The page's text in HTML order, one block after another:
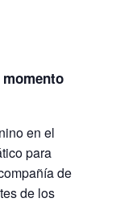
en el
para
de
de los